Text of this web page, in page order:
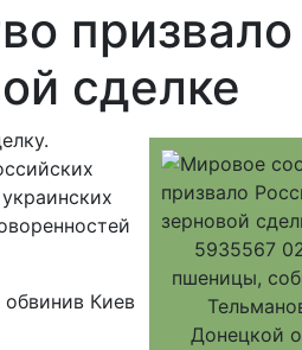
сделке
5935567
пшеницы,
Донецкой
Киев